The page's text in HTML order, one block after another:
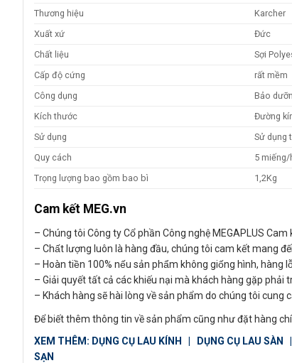
Thương hiệu
Karcher
Xuất xứ
Đức
Chất liệu
Sợi
Cấp độ cứng
rất mềm
Công dụng
Bảo
Kích thước
Đường
Sử dụng
Sử dụng
Quy cách
5 miếng/
Trọng lượng bao gồm bao bì
1,2Kg
Cam kết MEG.vn
– Chúng tôi Công ty Cổ phần Công nghệ MEGAPLUS
– Chất lượng luôn là hàng đầu, chúng tôi cam kết mang
– Hoàn tiền 100% nếu sản phẩm không giống hình, hàng
– Giải quyết tất cả các khiếu nại mà khách hàng gặp phải
– Khách hàng sẽ hài lòng về sản phẩm do chúng tôi cung
Để biết thêm thông tin về sản phẩm cũng như đặt hàng
XEM THÊM: DỤNG CỤ LAU KÍNH | DỤNG CỤ LAU SÀN |
SẠN